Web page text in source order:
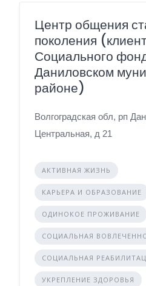
Центр общения
поколения
Социального
Даниловском
районе)
Волгоградская обл, рп
Центральная, д 21
АКТИВНАЯ ЖИЗНЬ
КАРЬЕРА И ОБРАЗОВАНИЕ
ОДИНОКОЕ ПРОЖИВАНИЕ
СОЦИАЛЬНАЯ
СОЦИАЛЬНАЯ
УКРЕПЛЕНИЕ ЗДОРОВЬЯ